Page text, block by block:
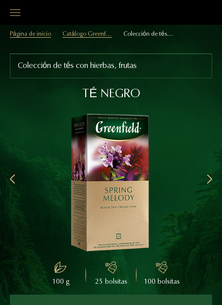
Página de inicio Catálogo Greenfield Colección de tés con hierbas, frutas
Colección de tés con hierbas, frutas
TÉ NEGRO
100 g 25 bolsitas 100 bolsitas